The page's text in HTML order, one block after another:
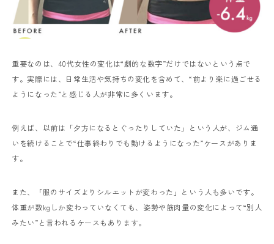
重要なのは、40代女性の変化は“劇的な数字”だけではないという点で
す。実際には、日常生活や気持ちの変化を含めて、“前より楽に過ごせる
ようになった”と感じる人が非常に多くいます。
例えば、以前は「夕方になるとぐったりしていた」という人が、ジム通
いを続けることで“仕事終わりでも動けるようになった”ケースがありま
す。
また、「服のサイズよりシルエットが変わった」という人も多いです。
体重が数kgしか変わっていなくても、姿勢や筋肉量の変化によって“別人
みたい”と言われるケースもあります。